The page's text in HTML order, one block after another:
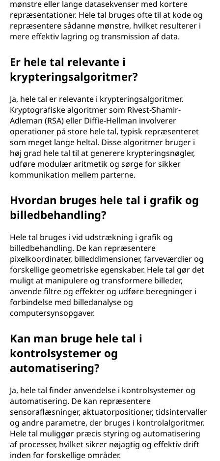
mønstre eller lange datasekvenser med kortere
repræsentationer. Hele tal bruges ofte til at kode og
repræsentere sådanne mønstre, hvilket resulterer i
mere effektiv lagring og transmission af data.
Er hele tal relevante i
krypteringsalgoritmer?
Ja, hele tal er relevante i krypteringsalgoritmer.
Kryptografiske algoritmer som Rivest-Shamir-
Adleman (RSA) eller Diffie-Hellman involverer
operationer på store hele tal, typisk repræsenteret
som meget lange heltal. Disse algoritmer bruger i
høj grad hele tal til at generere krypteringsnøgler,
udføre modulær aritmetik og sørge for sikker
kommunikation mellem parterne.
Hvordan bruges hele tal i grafik og
billedbehandling?
Hele tal bruges i vid udstrækning i grafik og
billedbehandling. De kan repræsentere
pixelkoordinater, billeddimensioner, farveværdier og
forskellige geometriske egenskaber. Hele tal gør det
muligt at manipulere og transformere billeder,
anvende filtre og effekter og udføre beregninger i
forbindelse med billedanalyse og
computersynsopgaver.
Kan man bruge hele tal i
kontrolsystemer og
automatisering?
Ja, hele tal finder anvendelse i kontrolsystemer og
automatisering. De kan repræsentere
sensoraflæsninger, aktuatorpositioner, tidsintervaller
og andre parametre, der bruges i kontrolalgoritmer.
Hele tal muliggør præcis styring og automatisering
af processer, hvilket sikrer nøjagtig og effektiv drift
inden for forskellige områder.